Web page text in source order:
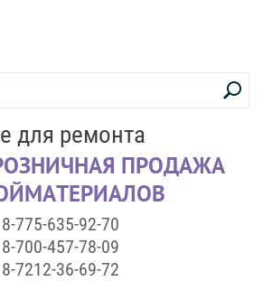
для ремонта
ПРОДАЖА
8-775-635-92-70
8-700-457-78-09
8-7212-36-69-72